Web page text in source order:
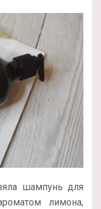
шампунь для
лимона,